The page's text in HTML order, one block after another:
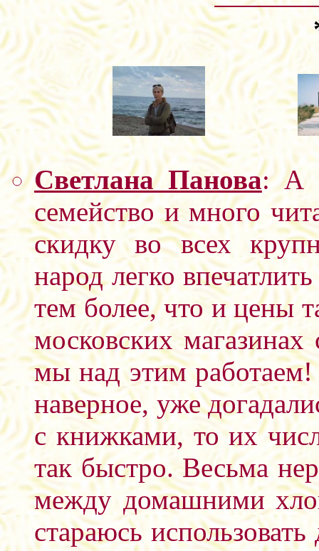
Светлана Панова: А
семейство и много
скидку во всех
народ легко
тем более, что и цены
московских
мы над этим
наверное, уже
с книжками, то их
так быстро. Весьма
между домашними
стараюсь